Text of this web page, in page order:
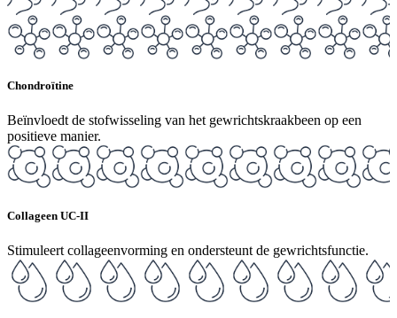
Chondroïtine
Beïnvloedt de stofwisseling van het gewrichtskraakbeen op een
positieve manier.
Collageen UC-II
Stimuleert collageenvorming en ondersteunt de gewrichtsfunctie.